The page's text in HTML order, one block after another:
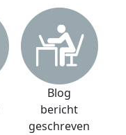
Blog
bericht
geschreven